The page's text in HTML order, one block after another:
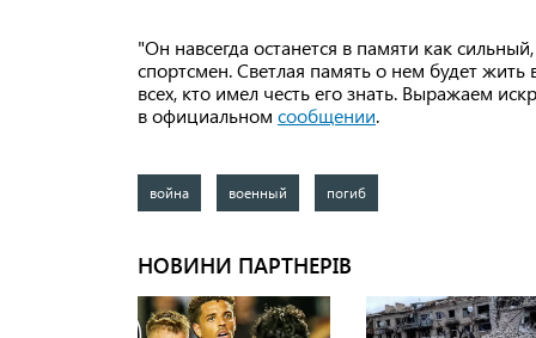
"Он навсегда останется в памяти как
спортсмен. Светлая память о нем будет
всех, кто имел честь его знать. Выражаем
в официальном сообщении.
война военный погиб